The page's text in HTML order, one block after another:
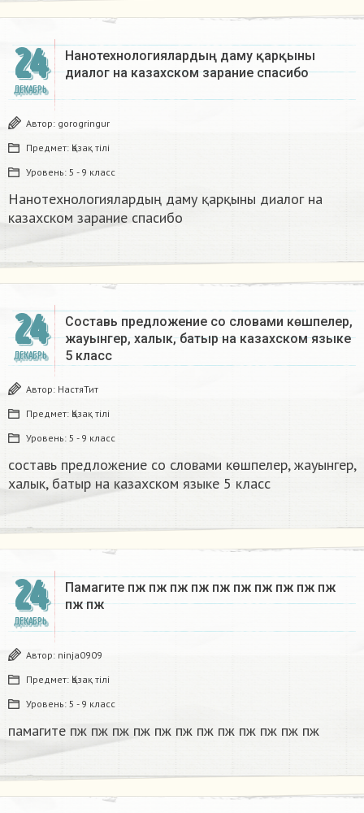
24
ДЕКАБРЬ
Нанотехнологиялардың даму қарқыны
диалог на казахском зарание спасибо
Автор: gorogringur
Предмет: Қазақ тiлi
Уровень: 5 - 9 класс
Нанотехнологиялардың даму қарқыны диалог на
казахском зарание спасибо
24
ДЕКАБРЬ
Составь предложение со словами көшпелер,
жауынгер, халык, батыр на казахском языке
5 класс​
Автор: НастяТит
Предмет: Қазақ тiлi
Уровень: 5 - 9 класс
составь предложение со словами көшпелер, жауынгер,
халык, батыр на казахском языке 5 класс​
24
ДЕКАБРЬ
Памагите пж пж пж пж пж пж пж пж пж пж
пж пж​
Автор: ninja0909
Предмет: Қазақ тiлi
Уровень: 5 - 9 класс
памагите пж пж пж пж пж пж пж пж пж пж пж пж​